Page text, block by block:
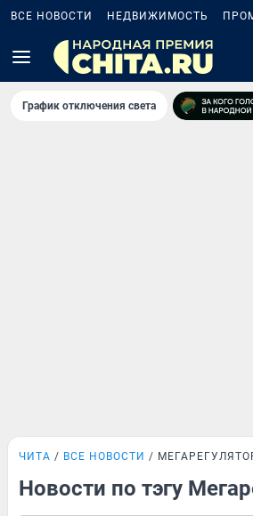
ВСЕ НОВОСТИ НЕДВИЖИМОСТЬ
График отключения света
ЧИТА ВСЕ НОВОСТИ
Новости по тэгу